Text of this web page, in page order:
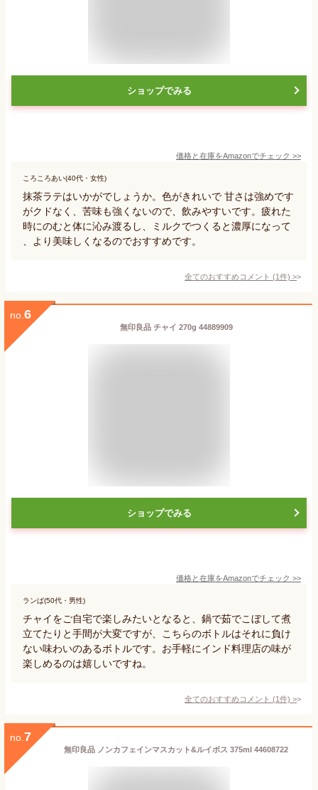
ショップでみる
価格と在庫をAmazonでチェック >>
ころころあい(40代・女性)
抹茶ラテはいかがでしょうか。色がきれいで 甘さは強めです
がクドなく、苦味も強くないので、飲みやすいです。疲れた
時にのむと体に沁み渡るし、ミルクでつくると濃厚になって
、より美味しくなるのでおすすめです。
全てのおすすめコメント (1件) >
no. 6
無印良品 チャイ 270g 44889909
ショップでみる
価格と在庫をAmazonでチェック >>
ランば(50代・男性)
チャイをご自宅で楽しみたいとなると、鍋で茹でこぼして煮
立てたりと手間が大変ですが、こちらのボトルはそれに負け
ない味わいのあるボトルです。お手軽にインド料理店の味が
楽しめるのは嬉しいですね。
全てのおすすめコメント (1件) >
no. 7
無印良品 ノンカフェインマスカット&ルイボス 375ml 44608722